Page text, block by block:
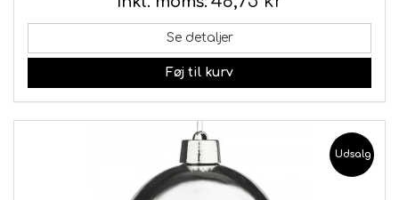
Se detaljer
Føj til kurv
Udsalg